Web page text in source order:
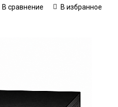
В сравнение В избранное